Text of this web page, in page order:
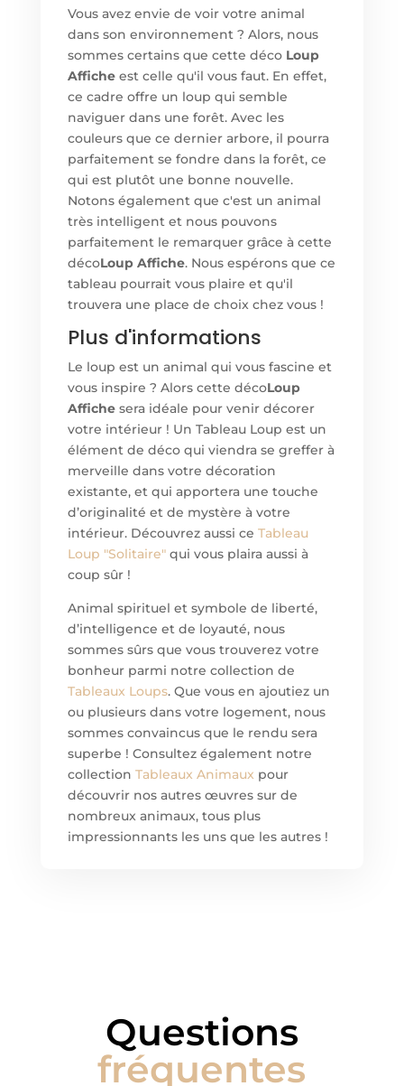
Vous avez envie de voir votre animal
dans son environnement ? Alors, nous
sommes certains que cette déco Loup
Afficheest celle qu'il vous faut. En effet,
ce cadre offre un loup qui semble
naviguer dans une forêt. Avec les
couleurs que ce dernier arbore, il pourra
parfaitement se fondre dans la forêt, ce
qui est plutôt une bonne nouvelle.
Notons également que c'est un animal
très intelligent et nous pouvons
parfaitement le remarquer grâce à cette
décoLoup Affiche. Nous espérons que ce
tableau pourrait vous plaire et qu'il
trouvera une place de choix chez vous !
Plus d'informations
Le loup est un animal qui vous fascine et
vous inspire ? Alors cette décoLoup
Affichesera idéale pour venir décorer
votre intérieur ! Un Tableau Loup est un
élément de déco qui viendra se greffer à
merveille dans votre décoration
existante, et qui apportera une touche
d’originalité et de mystère à votre
intérieur. Découvrez aussi ce Tableau
Loup "Solitaire"qui vous plaira aussi à
coup sûr !
Animal spirituel et symbole de liberté,
d’intelligence et de loyauté, nous
sommes sûrs que vous trouverez votre
bonheur parmi notre collection de
Tableaux Loups. Que vous en ajoutiez un
ou plusieurs dans votre logement, nous
sommes convaincus que le rendu sera
superbe ! Consultez également notre
collection Tableaux Animaux pour
découvrir nos autres œuvres sur de
nombreux animaux, tous plus
impressionnants les uns que les autres !
Questions
fréquentes